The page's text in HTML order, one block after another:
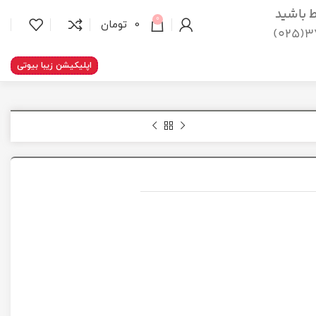
باشید
0
0 تومان
اپلیکیشن زیبا بیوتی